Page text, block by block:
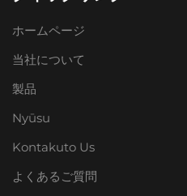
ホームページ
当社について
製品
Nyūsu
Kontakuto Us
よくあるご質問